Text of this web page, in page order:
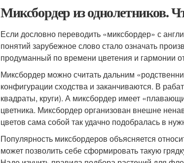
Миксбордер из однолетников.
Если дословно переводить «миксбордер» с
понятий зарубежное слово стало означать
продуманный по времени цветения и гармонии
Миксбордер можно считать дальним
конфигурации сходства и заканчиваются. В
квадраты, круги). А миксбордер имеет
цветника. Миксбордер организован внешне
цветов сама собой так удачно подобралась в
Популярность миксбордеров объясняется
может позволить себе сформировать такую